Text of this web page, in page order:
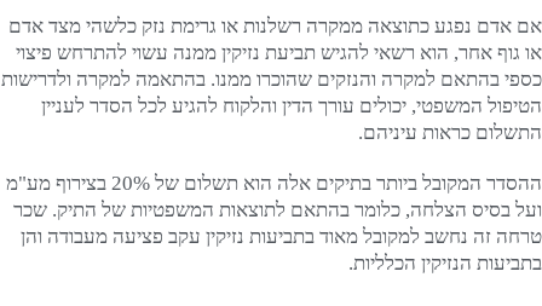
אם אדם נפגע כתוצאה ממקרה רשלנות או גרימת נזק כלשהי מצד אדם
או גוף אחר, הוא רשאי להגיש תביעת נזיקין ממנה עשוי להתרחש פיצוי
כספי בהתאם למקרה והנזקים שהוכרו ממנו. בהתאמה למקרה ולדרישות
הטיפול המשפטי, יכולים עורך הדין והלקוח להגיע לכל הסדר לעניין
התשלום כראות עיניהם.
ההסדר המקובל ביותר בתיקים אלה הוא תשלום של 20% בצירוף מע"מ
ועל בסיס הצלחה, כלומר בהתאם לתוצאות המשפטיות של התיק. שכר
טרחה זה נחשב למקובל מאוד בתביעות נזיקין עקב פציעה מעבודה והן
בתביעות הנזיקין הכלליות.